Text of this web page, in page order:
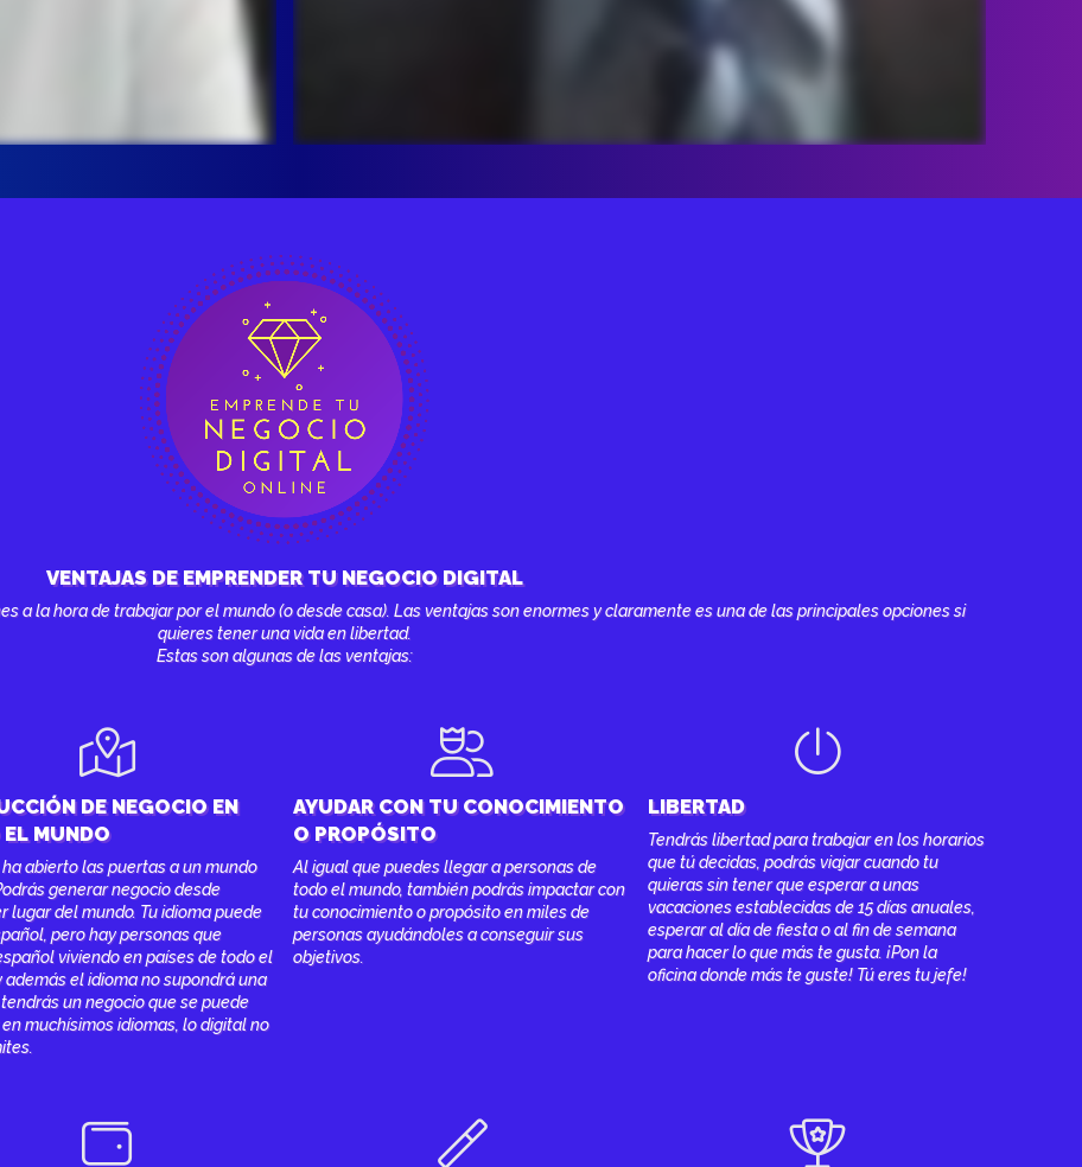
VENTAJAS DE EMPRENDER TU NEGOCIO DIGITAL
a la hora de trabajar por el mundo (o desde casa). Las ventajas son enormes y claramente es una de las principales opciones si
quieres tener una vida en libertad.
Estas son algunas de las ventajas:
DE NEGOCIO EN
MUNDO
abierto las puertas a un mundo
generar negocio desde
lugar del mundo. Tu idioma puede
pero hay personas que
viviendo en países de todo el
además el idioma no supondrá una
un negocio que se puede
muchísimos idiomas, lo digital no
AYUDAR CON TU CONOCIMIENTO
O PROPÓSITO
Al igual que puedes llegar a personas de
todo el mundo, también podrás impactar con
tu conocimiento o propósito en miles de
personas ayudándoles a conseguir sus
objetivos.
LIBERTAD
Tendrás libertad para trabajar en los horarios
que tú decidas, podrás viajar cuando tu
quieras sin tener que esperar a unas
vacaciones establecidas de 15 días anuales,
esperar al día de fiesta o al fin de semana
para hacer lo que más te gusta. ¡Pon la
oficina donde más te guste! Tú eres tu jefe!